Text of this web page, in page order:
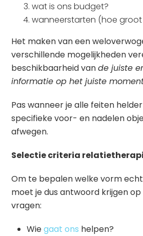
wat is ons budget?
wanneerstarten (hoe groot
Het maken van een
verschillende mogelijkheden
beschikbaarheid vande juiste
informatie op het juiste
Pas wanneer je alle feiten
specifieke voor- en nadelen
afwegen.
Selectie criteria
Om te bepalen welke vorm
moet je dus antwoord krijgen
vragen:
Wiegaat ons helpen?